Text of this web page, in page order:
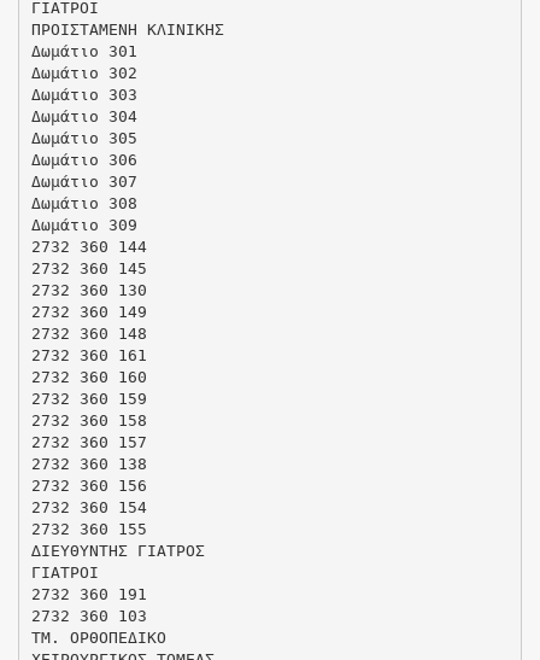
ΓΙΑΤΡΟΙ
ΠΡΟΙΣΤΑΜΕΝΗ ΚΛΙΝΙΚΗΣ
Δωμάτιο 301
Δωμάτιο 302
Δωμάτιο 303
Δωμάτιο 304
Δωμάτιο 305
Δωμάτιο 306
Δωμάτιο 307
Δωμάτιο 308
Δωμάτιο 309
2732 360 144
2732 360 145
2732 360 130
2732 360 149
2732 360 148
2732 360 161
2732 360 160
2732 360 159
2732 360 158
2732 360 157
2732 360 138
2732 360 156
2732 360 154
2732 360 155
∆ΙΕΥΘΥΝΤΗΣ ΓΙΑΤΡΟΣ
ΓΙΑΤΡΟΙ
2732 360 191
2732 360 103
ΤΜ. ΟΡΘΟΠΕΔΙΚΟ